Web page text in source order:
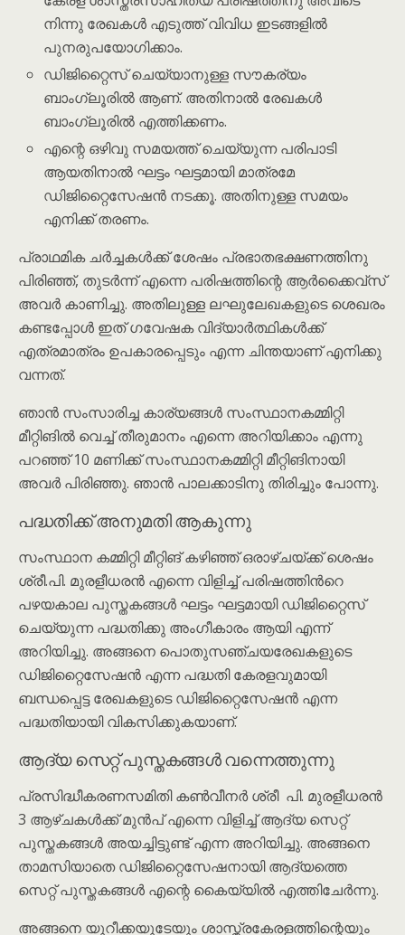
നിന്നു രേഖകൾ എടുത്ത് വിവിധ ഇടങ്ങളിൽ
പുനരുപയോഗിക്കാം.
ഡിജിറ്റൈസ് ചെയ്യാനുള്ള സൗകര്യം
ബാംഗ്ലൂരിൽ ആണ്. അതിനാൽ രേഖകൾ
ബാംഗ്ലൂരിൽ എത്തിക്കണം.
എന്റെ ഒഴിവു സമയത്ത് ചെയ്യുന്ന പരിപാടി
ആയതിനാൽ ഘട്ടം ഘട്ടമായി മാത്രമേ
ഡിജിറ്റൈസേഷൻ നടക്കൂ. അതിനുള്ള സമയം
എനിക്ക് തരണം.
പ്രാഥമിക ചർച്ചകൾക്ക് ശേഷം പ്രഭാതഭക്ഷണത്തിനു
പിരിഞ്ഞ്, തുടർന്ന് എന്നെ പരിഷത്തിന്റെ ആർക്കൈവ്സ്
അവർ കാണിച്ചു. അതിലുള്ള ലഘുലേഖകളുടെ ശെഖരം
കണ്ടപ്പോൾ ഇത് ഗവേഷക വിദ്യാർത്ഥികൾക്ക്
എത്രമാത്രം ഉപകാരപ്പെടും എന്ന ചിന്തയാണ് എനിക്കു
വന്നത്.
ഞാൻ സംസാരിച്ച കാര്യങ്ങൾ സംസ്ഥാനകമ്മിറ്റി
മീറ്റിങിൽ വെച്ച് തീരുമാനം എന്നെ അറിയിക്കാം എന്നു
പറഞ്ഞ് 10 മണിക്ക് സംസ്ഥാനകമ്മിറ്റി മീറ്റിങിനായി
അവർ പിരിഞ്ഞു. ഞാൻ പാലക്കാടിനു തിരിച്ചും പോന്നു.
പദ്ധതിക്ക് അനുമതി ആകുന്നു
സംസ്ഥാന കമ്മിറ്റി മീറ്റിങ് കഴിഞ്ഞ് ഒരാഴ്ചയ്ക്ക് ശെഷം
ശ്രീ.പി. മുരളീധരൻ എന്നെ വിളിച്ച് പരിഷത്തിൻറെ
പഴയകാല പുസ്തകങ്ങൾ ഘട്ടം ഘട്ടമായി ഡിജിറ്റൈസ്
ചെയ്യുന്ന പദ്ധതിക്കു അംഗീകാരം ആയി എന്ന്
അറിയിച്ചു. അങ്ങനെ പൊതുസഞ്ചയരേഖകളുടെ
ഡിജിറ്റൈസേഷൻ എന്ന പദ്ധതി കേരളവുമായി
ബന്ധപ്പെട്ട രേഖകളുടെ ഡിജിറ്റൈസേഷൻ എന്ന
പദ്ധതിയായി വികസിക്കുകയാണ്.
ആദ്യ സെറ്റ് പുസ്തകങ്ങൾ വന്നെത്തുന്നു
പ്രസിദ്ധീകരണസമിതി കൺവീനർ ശ്രീ പി. മുരളീധരൻ
3 ആഴ്ചകൾക്ക് മുൻപ് എന്നെ വിളിച്ച് ആദ്യ സെറ്റ്
പുസ്തകങ്ങൾ അയച്ചിട്ടുണ്ട് എന്ന അറിയിച്ചു. അങ്ങനെ
താമസിയാതെ ഡിജിറ്റൈസേഷനായി ആദ്യത്തെ
സെറ്റ് പുസ്തകങ്ങൾ എന്റെ കൈയ്യിൽ എത്തിചേർന്നു.
അങ്ങനെ യുറീക്കയുടേയും ശാസ്ത്രകേരളത്തിന്റെയും